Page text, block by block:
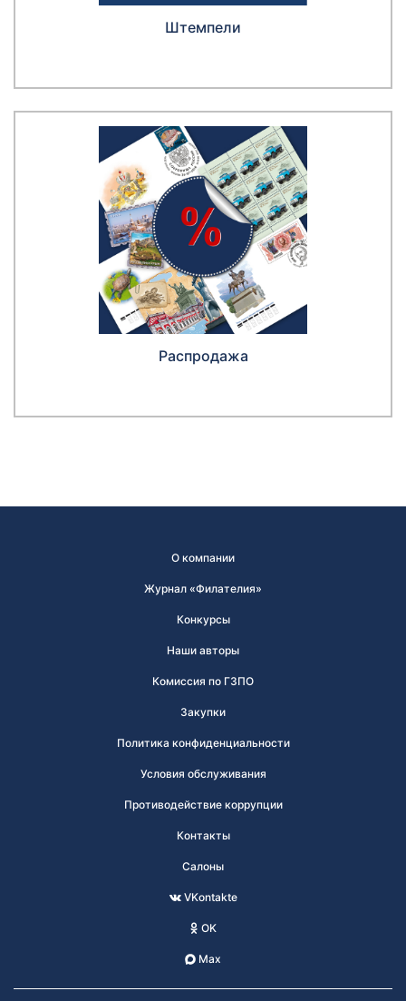
Штемпели
Распродажа
О компании
Журнал «Филателия»
Конкурсы
Наши авторы
Комиссия по ГЗПО
Закупки
Политика конфиденциальности
Условия обслуживания
Противодействие коррупции
Контакты
Салоны
VKontakte
OK
Max